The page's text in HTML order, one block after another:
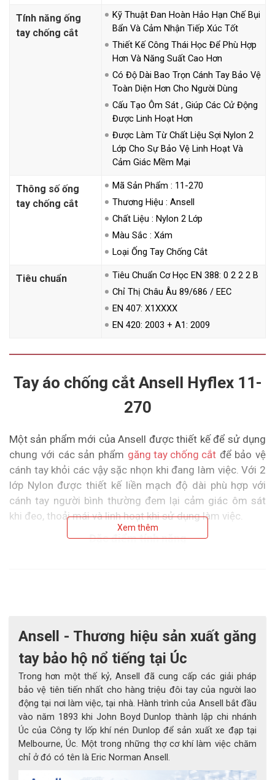
Tính năng ống
tay chống cắt
Kỹ Thuật Đan Hoàn Hảo Hạn Chế Bụi
Bẩn Và Cảm Nhận Tiếp Xúc Tốt
Thiết Kế Công Thái Học Để Phù Hợp
Hơn Và Năng Suất Cao Hơn
Có Độ Dài Bao Trọn Cánh Tay Bảo Vệ
Toàn Diện Hơn Cho Người Dùng
Cấu Tạo Ôm Sát , Giúp Các Cử Động
Được Linh Hoạt Hơn
Được Làm Từ Chất Liệu Sợi Nylon 2
Lớp Cho Sự Bảo Vệ Linh Hoạt Và
Cảm Giác Mềm Mại
Thông số ống
tay chống cắt
Mã Sản Phẩm : 11-270
Thương Hiệu : Ansell
Chất Liệu : Nylon 2 Lớp
Màu Sắc : Xám
Loại Ống Tay Chống Cắt
Tiêu chuẩn
Tiêu Chuẩn Cơ Học EN 388: 0 2 2 2 B
Chỉ Thị Châu Âu 89/686 / EEC
EN 407: X1XXXX
EN 420: 2003 + A1: 2009
Tay áo chống cắt Ansell Hyflex 11-
270
Một sản phẩm mới của Ansell được thiết kế để sử dụng
chung với các sản phẩm găng tay chống cắtđể bảo vệ
cánh tay khỏi các vậy sặc nhọn khi đang làm việc. Với 2
lớp Nylon được thiết kế liền mạch độ dài phù hợp với
cánh tay người bình thường đem lại cảm giác ôm sát
khi đeo, thoải mái và linh hoạt khi sử dụng làm việc.
Đặc điểm tính năng
cùng với các sản phẩmgăng tay chống cắt
kết hợp
đem lại hiệu quả bảo vệ và tạo cảm giác thoải mái
khi sử dụng
Găng tay bảo hộ AnsellHyflex 11270 có cấu tạo từ
2 lớp Nylon đan liền mạch để chống bụi bẩn xâm
nhập và tăng độ bó sát cho tay áo
Găng tay bảo hộ lao độngAnsell Hyflex 11270
không có silicon và thân thiện với môi trường
Xem thêm
Ansell - Thương hiệu sản xuất găng
tay bảo hộ nổ tiếng tại Úc
Trong hơn một thế kỷ, Ansell đã cung cấp các giải pháp
bảo vệ tiên tiến nhất cho hàng triệu đôi tay của người lao
động tại nơi làm việc, tại nhà. Hành trình của Ansell bắt đầu
vào năm 1893 khi John Boyd Dunlop thành lập chi nhánh
Úc của Công ty lốp khí nén Dunlop để sản xuất xe đạp tại
Melbourne, Úc. Một trong những thợ cơ khí làm việc chăm
chỉ ở đó có tên là Eric Norman Ansell.